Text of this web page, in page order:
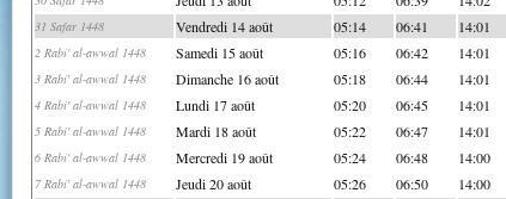
31 Safar 1448 Vendredi 14 août 05:14 06:41 14:01
2 Rabi' al-awwal 1448 Samedi 15 août 05:16 06:42 14:01
3 Rabi' al-awwal 1448 Dimanche 16 août 05:18 06:44 14:01
4 Rabi' al-awwal 1448 Lundi 17 août 05:20 06:45 14:01
5 Rabi' al-awwal 1448 Mardi 18 août 05:22 06:47 14:01
6 Rabi' al-awwal 1448 Mercredi 19 août 05:24 06:48 14:00
7 Rabi' al-awwal 1448 Jeudi 20 août 05:26 06:50 14:00